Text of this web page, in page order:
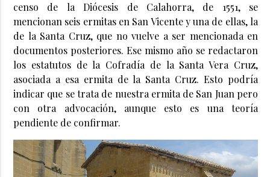
censo de la Diócesis de Calahorra, de 1551, se
mencionan seis ermitas en San Vicente y una de ellas, la
de la Santa Cruz, que no vuelve a ser mencionada en
documentos posteriores. Ese mismo año se redactaron
los estatutos de la Cofradía de la Santa Vera Cruz,
asociada a esa ermita de la Santa Cruz. Esto podría
indicar que se trata de nuestra ermita de San Juan pero
con otra advocación, aunque esto es una teoría
pendiente de confirmar.